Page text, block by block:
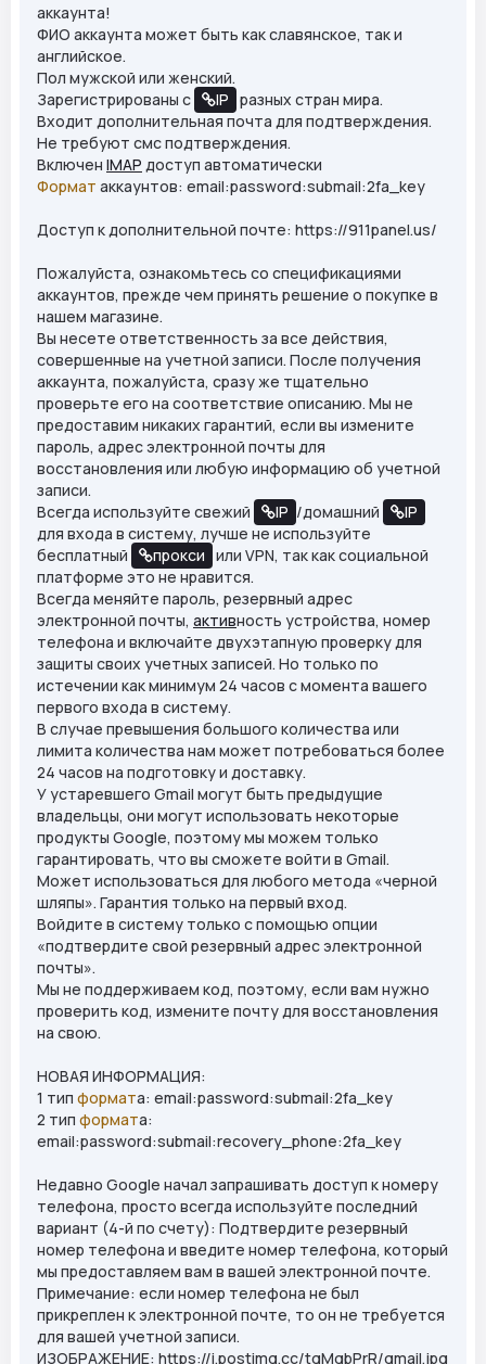
аккаунта!
ФИО аккаунта может быть как славянское, так и
английское.
Пол мужской или женский.
Зарегистрированы с
IP разных стран мира.
Входит дополнительная почта для подтверждения.
Не требуют смс подтверждения.
Включен IMAP доступ автоматически
Формат аккаунтов: email:password:submail:2fa_key
Доступ к дополнительной почте: https://911panel.us/
Пожалуйста, ознакомьтесь со спецификациями
аккаунтов, прежде чем принять решение о покупке в
нашем магазине.
Вы несете ответственность за все действия,
совершенные на учетной записи. После получения
аккаунта, пожалуйста, сразу же тщательно
проверьте его на соответствие описанию. Мы не
предоставим никаких гарантий, если вы измените
пароль, адрес электронной почты для
восстановления или любую информацию об учетной
записи.
Всегда используйте свежий
IP /домашний
IP
для входа в систему, лучше не используйте
бесплатный
прокси или VPN, так как социальной
платформе это не нравится.
Всегда меняйте пароль, резервный адрес
электронной почты, активность устройства, номер
телефона и включайте двухэтапную проверку для
защиты своих учетных записей. Но только по
истечении как минимум 24 часов с момента вашего
первого входа в систему.
В случае превышения большого количества или
лимита количества нам может потребоваться более
24 часов на подготовку и доставку.
У устаревшего Gmail могут быть предыдущие
владельцы, они могут использовать некоторые
продукты Google, поэтому мы можем только
гарантировать, что вы сможете войти в Gmail.
Может использоваться для любого метода «черной
шляпы». Гарантия только на первый вход.
Войдите в систему только с помощью опции
«подтвердите свой резервный адрес электронной
почты».
Мы не поддерживаем код, поэтому, если вам нужно
проверить код, измените почту для восстановления
на свою.
НОВАЯ ИНФОРМАЦИЯ:
1 тип формата: email:password:submail:2fa_key
2 тип формата:
email:password:submail:recovery_phone:2fa_key
Недавно Google начал запрашивать доступ к номеру
телефона, просто всегда используйте последний
вариант (4-й по счету): Подтвердите резервный
номер телефона и введите номер телефона, который
мы предоставляем вам в вашей электронной почте.
Примечание: если номер телефона не был
прикреплен к электронной почте, то он не требуется
для вашей учетной записи.
ИЗОБРАЖЕНИЕ: https://i.postimg.cc/tgMgbPrR/gmail.jpg